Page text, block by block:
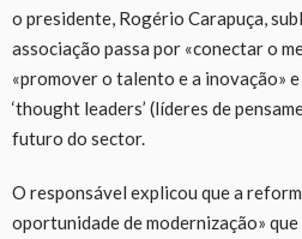
o presidente, Rogério Carapuça,
associação passa por «conectar o
«promover o talento e a inovação»
‘thought leaders’ (líderes de
futuro do sector.
O responsável explicou que a
oportunidade de modernização»